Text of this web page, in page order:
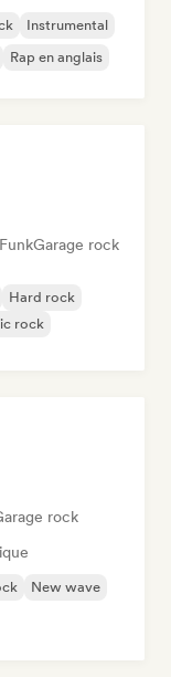
Instrumental
Rap en anglais
FunkGarage rock
Hard rock
rock
rock
New wave